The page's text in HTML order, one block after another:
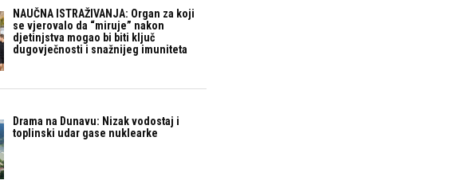
NAUČNA ISTRAŽIVANJA: Organ za koji
se vjerovalo da “miruje” nakon
djetinjstva mogao bi biti ključ
dugovječnosti i snažnijeg imuniteta
Drama na Dunavu: Nizak vodostaj i
toplinski udar gase nuklearke